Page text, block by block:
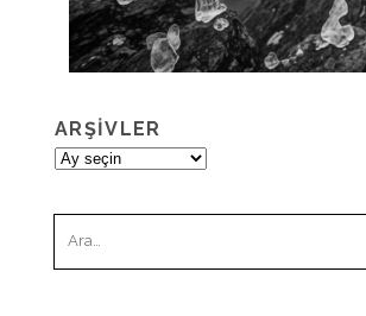
ARŞIVLER
Arşivler